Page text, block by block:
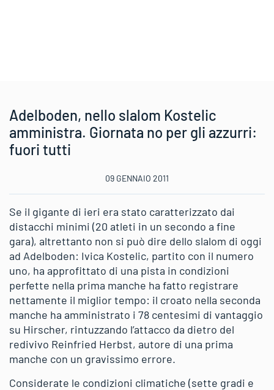
Adelboden, nello slalom Kostelic
amministra. Giornata no per gli azzurri:
fuori tutti
09 GENNAIO 2011
Se il gigante di ieri era stato caratterizzato dai
distacchi minimi (20 atleti in un secondo a fine
gara), altrettanto non si può dire dello slalom di oggi
ad Adelboden: Ivica Kostelic, partito con il numero
uno, ha approfittato di una pista in condizioni
perfette nella prima manche ha fatto registrare
nettamente il miglior tempo: il croato nella seconda
manche ha amministrato i 78 centesimi di vantaggio
su Hirscher, rintuzzando l’attacco da dietro del
redivivo Reinfried Herbst, autore di una prima
manche con un gravissimo errore.
Considerate le condizioni climatiche (sette gradi e